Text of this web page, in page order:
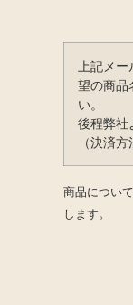
上記メ
望の商品
い。
後程弊社
（決済
商品につい
します。